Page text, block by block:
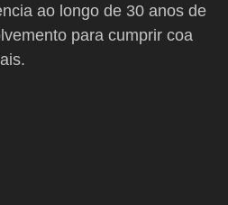
ao longo de 30 anos de
para cumprir coa